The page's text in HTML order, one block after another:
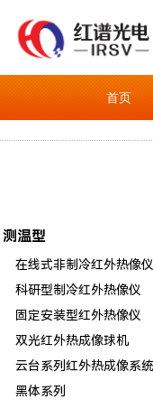
首页
测温型
在线式非制冷红外热像仪
科研型制冷红外热像仪
固定安装型红外热像仪
双光红外热成像球机
云台系列红外热成像系统
黑体系列